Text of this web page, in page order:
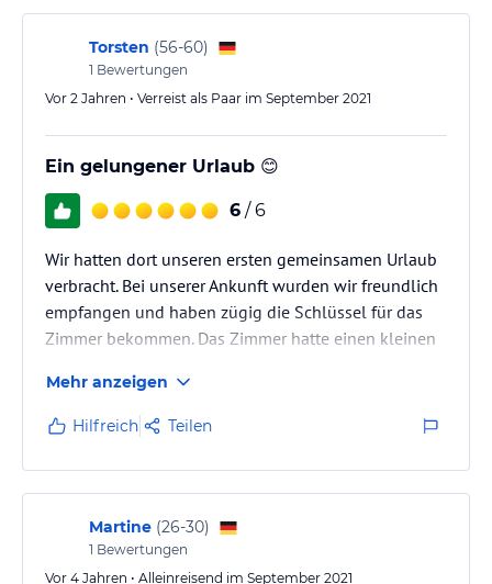
Torsten (56-60)
1 Bewertungen
Vor 2 Jahren • Verreist als Paar im September 2021
Ein gelungener Urlaub 😊
6 / 6
Wir hatten dort unseren ersten gemeinsamen Urlaub
verbracht. Bei unserer Ankunft wurden wir freundlich
empfangen und haben zügig die Schlüssel für das
Zimmer bekommen. Das Zimmer hatte einen kleinen
gegenüberliegenden Strand zu genießen. Ansonsten
war das Zimmer sauber und auch das Bad war sauber.
Das Frühstück war vielfältig und ausreichend. Die
Lage zum Strand und Hafen für die Boote lud abends
zum bummeln und die angrenzenden Restaurants
zum verweilen ein.…
Mehr anzeigen
Hilfreich Teilen
Martine (26-30)
1 Bewertungen
Vor 4 Jahren • Alleinreisend im September 2021